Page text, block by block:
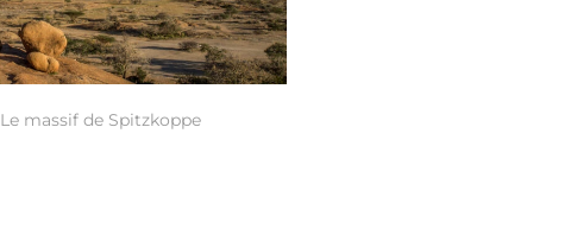
Le massif de Spitzkoppe